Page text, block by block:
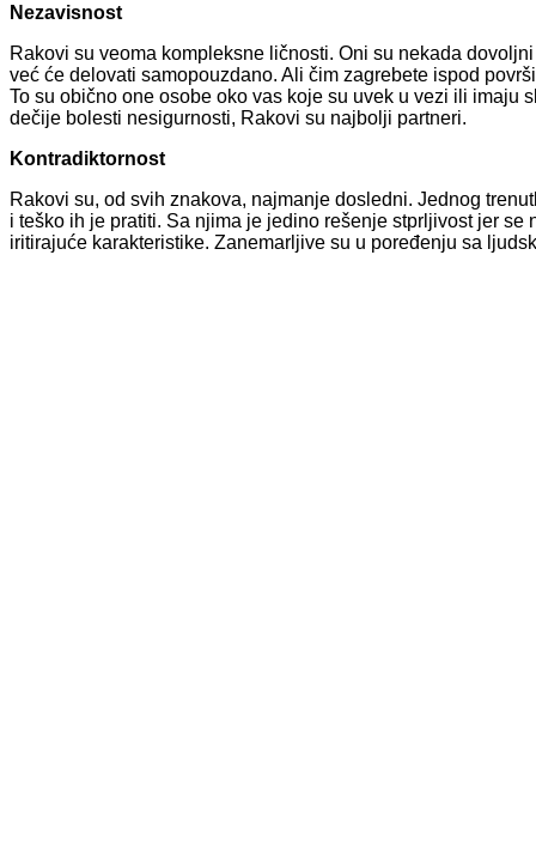
Nezavisnost
Rakovi su veoma kompleksne ličnosti. Oni su nekada
već će delovati samopouzdano. Ali čim zagrebete ispod
To su obično one osobe oko vas koje su uvek u vezi ili imaju
dečije bolesti nesigurnosti, Rakovi su najbolji partneri.
Kontradiktornost
Rakovi su, od svih znakova, najmanje dosledni. Jednog
i teško ih je pratiti. Sa njima je jedino rešenje stprljivost jer
iritirajuće karakteristike. Zanemarljive su u poređenju sa